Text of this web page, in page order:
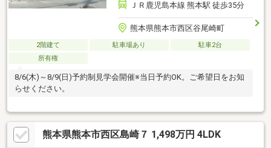
ＪＲ鹿児島本線 熊本駅 徒歩35分
熊本県熊本市西区谷尾崎町
2階建て 駐車場あり
駐車2台
所有権
8/6(木)～8/9(日)予約制見学会開催※当日予約OK。ご希望日をお知
らせください。
熊本県熊本市西区島崎７ 1,498万円 4LDK